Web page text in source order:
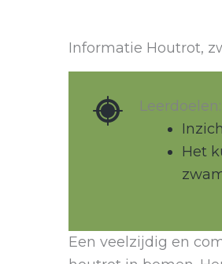
Informatie Houtrot,
Leerdoelen:
Het
Een veelzijdig en